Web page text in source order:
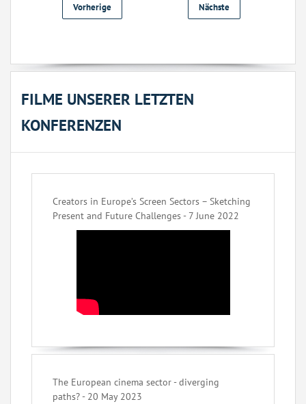
Vorherige Nächste
FILME UNSERER LETZTEN
KONFERENZEN
Creators in Europe’s Screen Sectors – Sketching
Present and Future Challenges - 7 June 2022
The European cinema sector - diverging
paths? - 20 May 2023